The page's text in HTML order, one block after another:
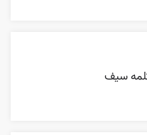
سیف